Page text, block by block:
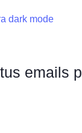
emails